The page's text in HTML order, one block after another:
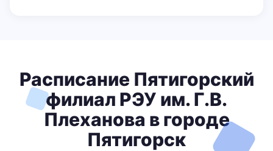
Расписание Пятигорский
филиал РЭУ им. Г.В.
Плеханова в городе
Пятигорск